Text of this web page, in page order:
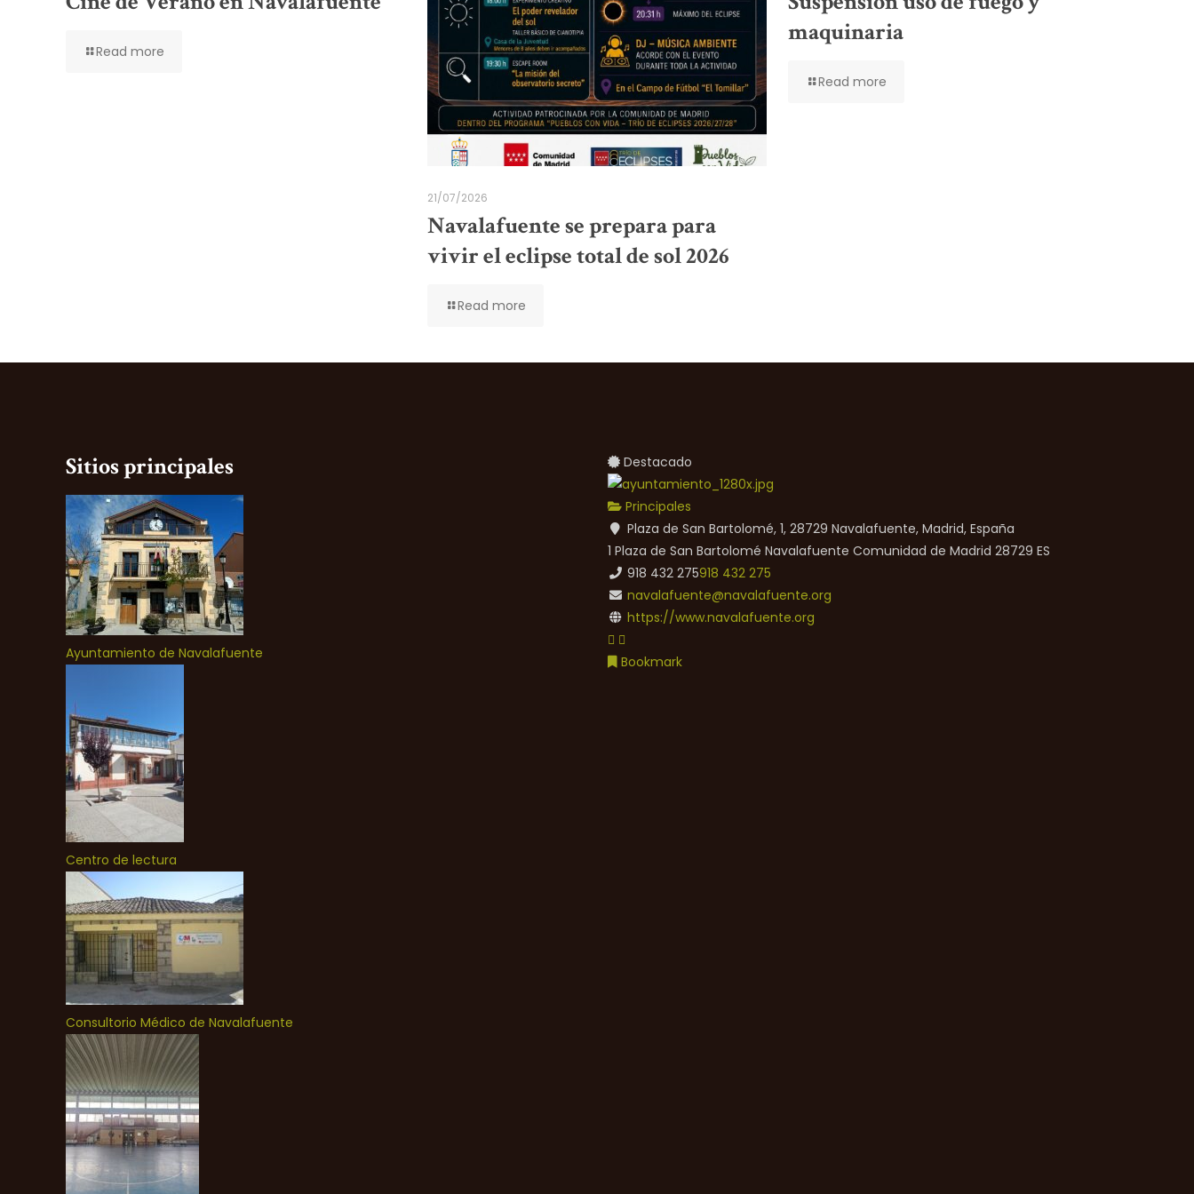
Read more
21/07/2026
Navalafuente se prepara para
vivir el eclipse total de sol 2026
Read more
maquinaria
Read more
Sitios principales
Ayuntamiento de Navalafuente
Centro de lectura
Consultorio Médico de Navalafuente
Destacado
Principales
Plaza de San Bartolomé, 1, 28729 Navalafuente, Madrid, España
1 Plaza de San Bartolomé Navalafuente Comunidad de Madrid 28729 ES
918 432 275918 432 275
navalafuente@navalafuente.org
https://www.navalafuente.org
Bookmark